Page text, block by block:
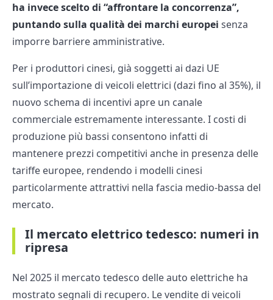
ha invece scelto di “affrontare la concorrenza”,
puntando sulla qualità dei marchi europei senza
imporre barriere amministrative.
Per i produttori cinesi, già soggetti ai dazi UE
sull’importazione di veicoli elettrici (dazi fino al 35%), il
nuovo schema di incentivi apre un canale
commerciale estremamente interessante. I costi di
produzione più bassi consentono infatti di
mantenere prezzi competitivi anche in presenza delle
tariffe europee, rendendo i modelli cinesi
particolarmente attrattivi nella fascia medio-bassa del
mercato.
Il mercato elettrico tedesco: numeri in
ripresa
Nel 2025 il mercato tedesco delle auto elettriche ha
mostrato segnali di recupero. Le vendite di veicoli